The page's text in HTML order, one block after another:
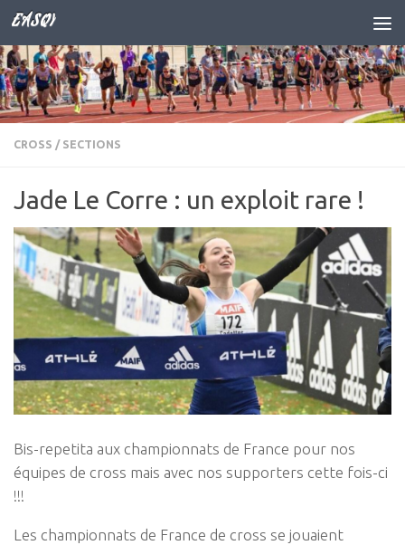
Skip to content
EASQY
CROSS / SECTIONS
Jade Le Corre : un exploit rare !
Bis-repetita aux championnats de France pour nos
équipes de cross mais avec nos supporters cette fois-ci
!!!
Les championnats de France de cross se jouaient